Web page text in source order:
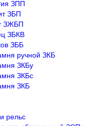
ЗПП
ЗБП
ЗЖБП
ЗБКВ
ЗББ
ручной ЗКБ
ЗКБу
ЗКБс
ЗКБ
рельс